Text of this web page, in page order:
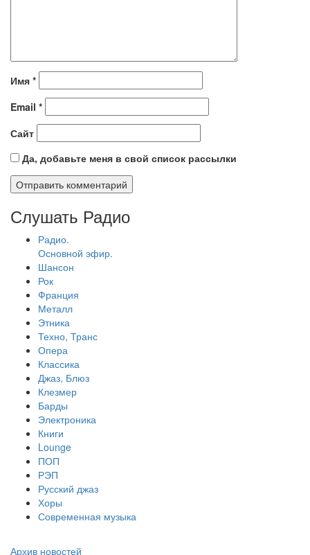
Имя *
Email *
Сайт
Да, добавьте меня в свой список рассылки
Слушать Радио
Радио.
Основной эфир.
Шансон
Рок
Франция
Металл
Этника
Техно, Транс
Опера
Классика
Джаз, Блюз
Клезмер
Барды
Электроника
Книги
Lounge
ПОП
РЭП
Русский джаз
Хоры
Современная музыка
Архив новостей